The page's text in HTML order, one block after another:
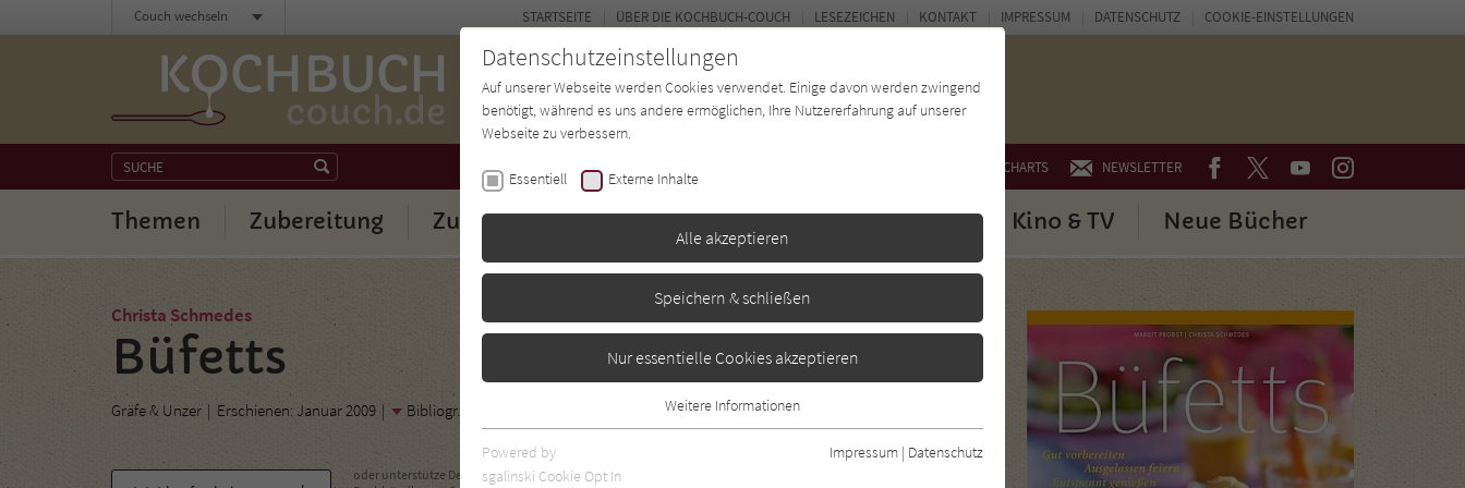
CHARTS NEWSLETTER FACEBOOKTWITTERYOUTUBEINSTAGRAM
Themen Zubereitung Zutaten Regionen Autor*in Magazin Kino & TV Neue Bücher
STARTSEITE ÜBER DIE KOCHBUCH-COUCH LESEZEICHEN KONTAKT IMPRESSUM DATENSCHUTZ COOKIE-EINSTELLUNGEN
Couch wechseln
Christa Schmedes
Büfetts
Gräfe & Unzer Erschienen: Januar 2009 Bibliogr. Angaben
oder unterstütze Deinen
Datenschutzeinstellungen
Auf unserer Webseite werden Cookies verwendet. Einige davon werden zwingend
benötigt, während es uns andere ermöglichen, Ihre Nutzererfahrung auf unserer
Webseite zu verbessern.
Essentiell Externe Inhalte
Alle akzeptieren
Speichern & schließen
Nur essentielle Cookies akzeptieren
Essentielle Cookies werden für grundlegende Funktionen der Webseite
benötigt. Dadurch ist gewährleistet, dass die Webseite einwandfrei
Weitere Informationen
Powered by
sgalinski Cookie Opt In
Impressum | Datenschutz